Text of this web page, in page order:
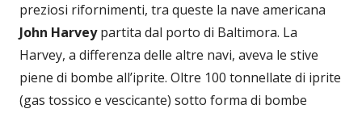
preziosi rifornimenti, tra queste la nave americana
John Harveypartita dal porto di Baltimora. La
Harvey, a differenza delle altre navi, aveva le stive
piene di bombe all’iprite. Oltre 100 tonnellate di iprite
(gas tossico e vescicante) sotto forma di bombe